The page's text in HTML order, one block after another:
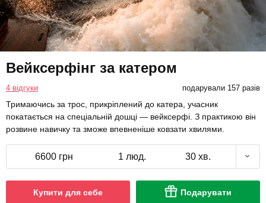
Вейксерфінг за катером
4 відгуки подарували 157 разів
Тримаючись за трос, прикріплений до катера, учасник
покатається на спеціальній дошці — вейксерфі. З практикою він
розвине навичку та зможе впевненіше ковзати хвилями.
6600 грн 1 люд. 30 хв.
Купити для себе Подарувати